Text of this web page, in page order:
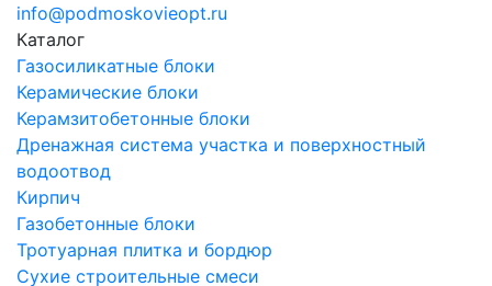
info@podmoskovieopt.ru
Каталог
Газосиликатные блоки
Керамические блоки
Керамзитобетонные блоки
Дренажная система участка и поверхностный
водоотвод
Кирпич
Газобетонные блоки
Тротуарная плитка и бордюр
Сухие строительные смеси